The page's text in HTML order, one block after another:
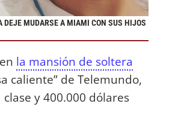
DEJE MUDARSE A MIAMI CON SUS HIJOS
la mansión de soltera
caliente” de Telemundo,
y 400.000 dólares